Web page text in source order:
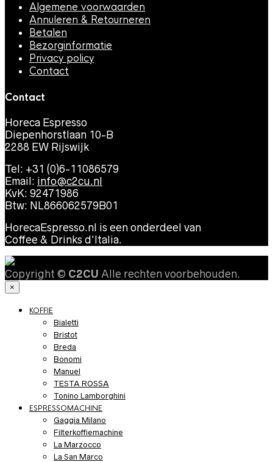
Algemene voorwaarden
Annuleren & Retourneren
Betalen
Bezorginformatie
Privacy policy
Contact
Contact
Horeca Espresso
Diepenhorstlaan 10-B
2288 EW Rijswijk
Tel: +31 (0)6-11086579
Email: info@c2cu.nl
KvK: 92471986
Btw: NL866062579B01
HorecaEspresso.nl is een onderdeel van
Coffee & Drinks d’Italia.
Copyright © C2CU Alle rechten voorbehouden.
×
KOFFIE
Bialetti
Bristot
Breda
Bonomi
Manuel
TESTA ROSSA
Tonino Lamborghini
ESPRESSOMACHINE
Gaggia Milano
Filterkoffiemachine
La Marzocco
La San Marco